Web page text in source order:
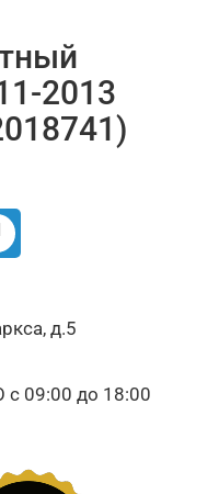
2013
д.5
09:00 до 18:00